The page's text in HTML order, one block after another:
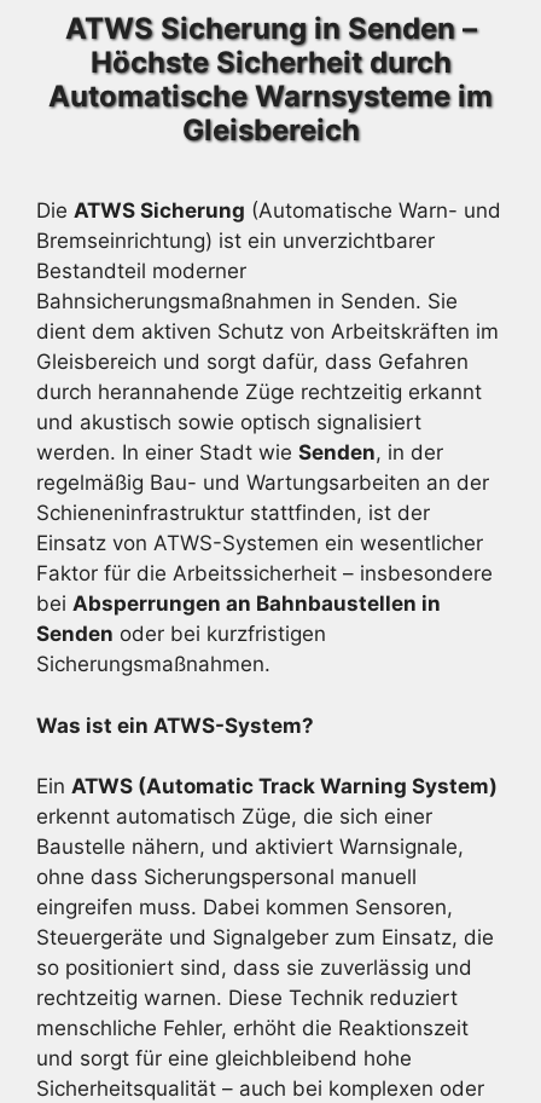
ATWS Sicherung in Senden –
Höchste Sicherheit durch
Automatische Warnsysteme im
Gleisbereich
Die ATWS Sicherung (Automatische Warn- und
Bremseinrichtung) ist ein unverzichtbarer
Bestandteil moderner
Bahnsicherungsmaßnahmen in Senden. Sie
dient dem aktiven Schutz von Arbeitskräften im
Gleisbereich und sorgt dafür, dass Gefahren
durch herannahende Züge rechtzeitig erkannt
und akustisch sowie optisch signalisiert
werden. In einer Stadt wie Senden, in der
regelmäßig Bau- und Wartungsarbeiten an der
Schieneninfrastruktur stattfinden, ist der
Einsatz von ATWS-Systemen ein wesentlicher
Faktor für die Arbeitssicherheit – insbesondere
bei Absperrungen an Bahnbaustellen in
Senden oder bei kurzfristigen
Sicherungsmaßnahmen.
Was ist ein ATWS-System?
Ein ATWS (Automatic Track Warning System)
erkennt automatisch Züge, die sich einer
Baustelle nähern, und aktiviert Warnsignale,
ohne dass Sicherungspersonal manuell
eingreifen muss. Dabei kommen Sensoren,
Steuergeräte und Signalgeber zum Einsatz, die
so positioniert sind, dass sie zuverlässig und
rechtzeitig warnen. Diese Technik reduziert
menschliche Fehler, erhöht die Reaktionszeit
und sorgt für eine gleichbleibend hohe
Sicherheitsqualität – auch bei komplexen oder